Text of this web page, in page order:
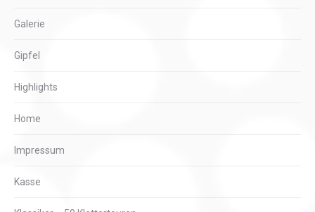
Galerie
Gipfel
Highlights
Home
Impressum
Kasse